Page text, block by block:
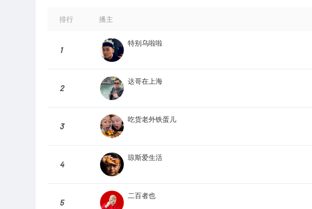
排行 播主
1
特别乌啦啦
2
达哥在上海
3
吃货老外铁蛋儿
4
琼斯爱生活
5
二百者也